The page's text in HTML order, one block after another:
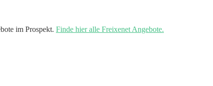
im Prospekt. Finde hier alle Freixenet Angebote.